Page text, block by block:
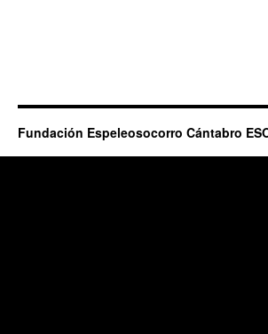
Fundación Espeleosocorro Cántabro